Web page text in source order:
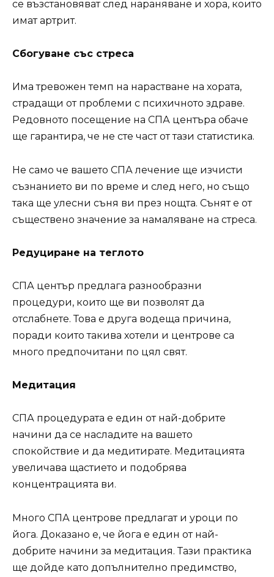
се възстановяват след нараняване и хора, които
имат артрит.
Сбогуване със стреса
Има тревожен темп на нарастване на хората,
страдащи от проблеми с психичното здраве.
Редовното посещение на СПА центъра обаче
ще гарантира, че не сте част от тази статистика.
Не само че вашето СПА лечение ще изчисти
съзнанието ви по време и след него, но също
така ще улесни съня ви през нощта. Сънят е от
съществено значение за намаляване на стреса.
Редуциране на теглото
СПА център предлага разнообразни
процедури, които ще ви позволят да
отслабнете. Това е друга водеща причина,
поради които такива хотели и центрове са
много предпочитани по цял свят.
Медитация
СПА процедурата е един от най-добрите
начини да се насладите на вашето
спокойствие и да медитирате. Медитацията
увеличава щастието и подобрява
концентрацията ви.
Много СПА центрове предлагат и уроци по
йога. Доказано е, че йога е един от най-
добрите начини за медитация. Тази практика
ще дойде като допълнително предимство,